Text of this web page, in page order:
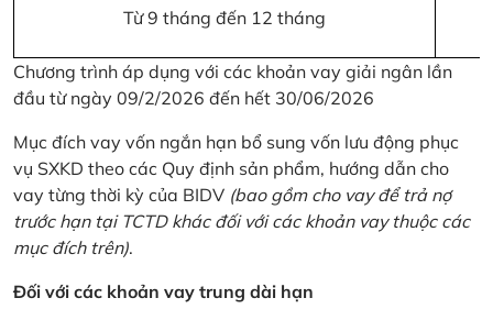
Từ 9 tháng đến 12 tháng
Chương trình áp dụng với các khoản vay giải ngân lần
đầu từ ngày 09/2/2026 đến hết 30/06/2026
Mục đích vay vốn ngắn hạn bổ sung vốn lưu động phục
vụ SXKD theo các Quy định sản phẩm, hướng dẫn cho
vay từng thời kỳ của BIDV (bao gồm cho vay để trả nợ
trước hạn tại TCTD khác đối với các khoản vay thuộc các
mục đích trên).
Đối với các khoản vay trung dài hạn